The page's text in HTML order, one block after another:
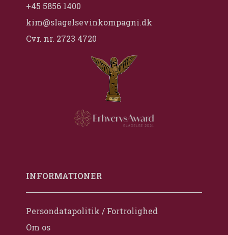
+45 5856 1400
kim@slagelsevinkompagni.dk
Cvr. nr. 2723 4720
INFORMATIONER
Persondatapolitik / Fortrolighed
Om os